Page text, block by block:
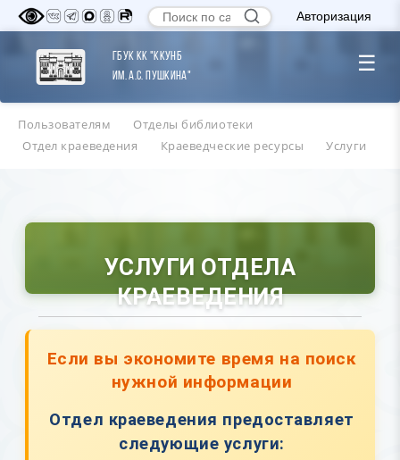
Авторизация
ГБУК КК "ККУНБ
им. А.С. Пушкина"
☰
Пользователям
Отделы библиотеки
Отдел краеведения
Краеведческие ресурсы Услуги
УСЛУГИ ОТДЕЛА
КРАЕВЕДЕНИЯ
Если вы экономите время на поиск
нужной информации
Отдел краеведения предоставляет
следующие услуги: